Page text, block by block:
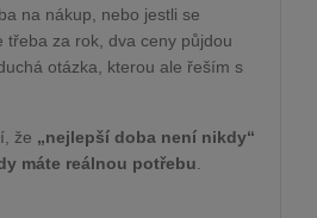
na nákup, nebo jestli se
třeba za rok, dva ceny půjdou
otázka, kterou ale řeším s
že „nejlepší doba není nikdy“
máte reálnou potřebu